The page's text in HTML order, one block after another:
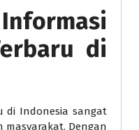
di
di Indonesia sangat
Dengan